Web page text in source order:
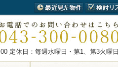
定休日：毎週水曜日・第1、第3火曜日